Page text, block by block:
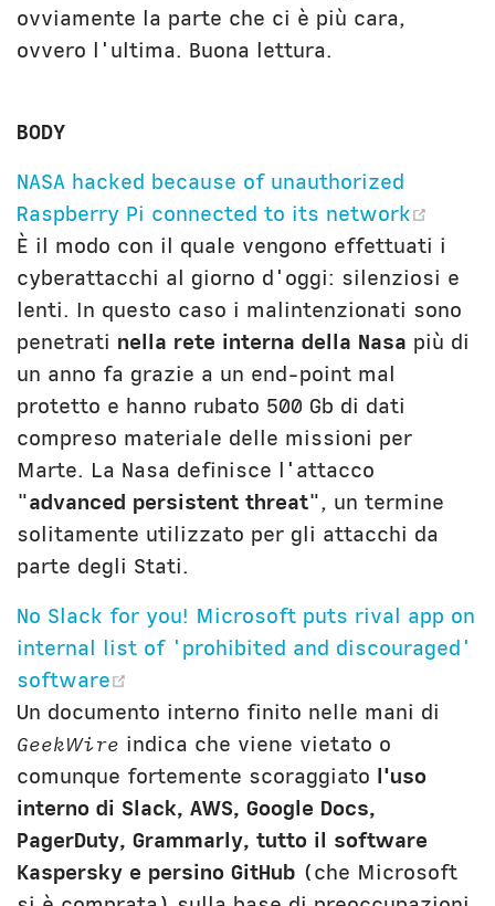
ovviamente la parte che ci è più cara,
ovvero l'ultima. Buona lettura.
BODY
NASA hacked because of unauthorized
Raspberry Pi connected to its network
È il modo con il quale vengono effettuati i
cyberattacchi al giorno d'oggi: silenziosi e
lenti. In questo caso i malintenzionati sono
penetrati nella rete interna della Nasa più di
un anno fa grazie a un end-point mal
protetto e hanno rubato 500 Gb di dati
compreso materiale delle missioni per
Marte. La Nasa definisce l'attacco
"advanced persistent threat", un termine
solitamente utilizzato per gli attacchi da
parte degli Stati.
No Slack for you! Microsoft puts rival app on
internal list of 'prohibited and discouraged'
software
Un documento interno finito nelle mani di
GeekWire indica che viene vietato o
comunque fortemente scoraggiato l'uso
interno di Slack, AWS, Google Docs,
PagerDuty, Grammarly, tutto il software
Kaspersky e persino GitHub (che Microsoft